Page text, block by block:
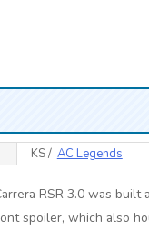
KS / AC Legends
RSR 3.0 was
spoiler, which also